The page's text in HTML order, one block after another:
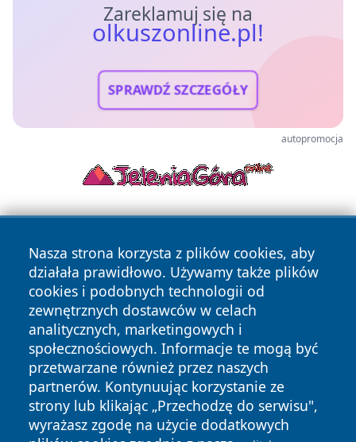
Zareklamuj się na
olkuszonline.pl!
SPRAWDŹ SZCZEGÓŁY
autopromocja
Nasza strona korzysta z plików cookies, aby
działała prawidłowo. Używamy także plików
cookies i podobnych technologii od
zewnętrznych dostawców w celach
analitycznych, marketingowych i
społecznościowych. Informacje te mogą być
przetwarzane również przez naszych
partnerów. Kontynuując korzystanie ze
strony lub klikając „Przechodzę do serwisu",
wyrażasz zgodę na użycie dodatkowych
Copyright © 2026 olkuszonline.pl Wszystkie prawa
zastrzeżone.
News Autorzy
Polityka
Prywatności
Polityka
Cookies